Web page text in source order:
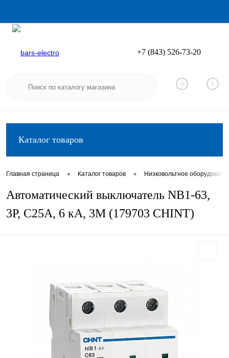
Вход
+7 (843) 526-73-20
0 0
Каталог товаров
Главная страница • Каталог товаров • Низковольтное
Автоматический выключатель NB1-63,
3P, C25А, 6 кА, 3М (179703 CHINT)